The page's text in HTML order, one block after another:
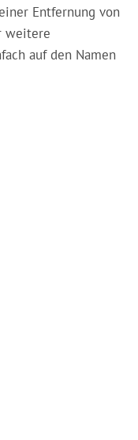
Entfernung von
weitere
auf den Namen